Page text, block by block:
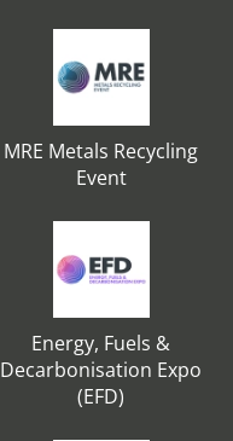
MRE Metals Recycling
Event
Energy, Fuels &
Decarbonisation Expo
(EFD)